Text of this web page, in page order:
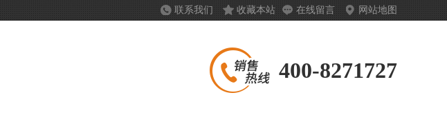
联系我们 收藏本站 在线留言 网站地图
400-8271727